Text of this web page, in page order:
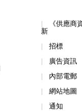
《供應商
新
招標
廣告資訊
內部電郵
網站地圖
通知